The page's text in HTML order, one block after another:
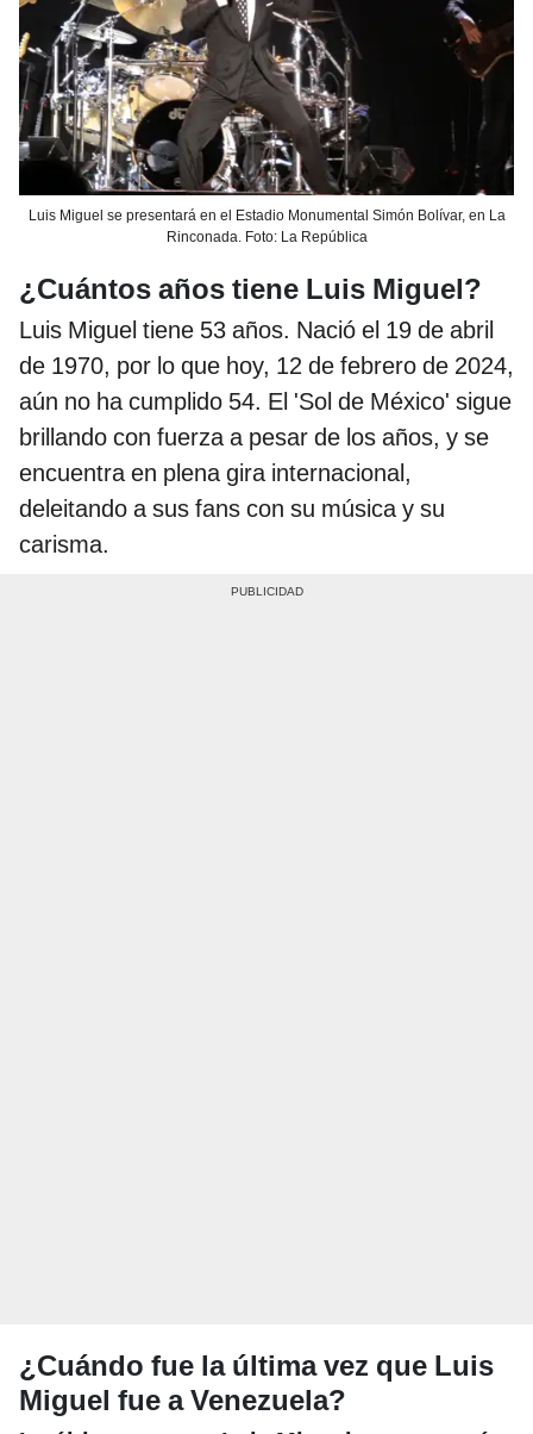
Luis Miguel se presentará en el Estadio Monumental Simón Bolívar, en La
Rinconada. Foto: La República
¿Cuántos años tiene Luis Miguel?
Luis Miguel tiene 53 años. Nació el 19 de abril
de 1970, por lo que hoy, 12 de febrero de 2024,
aún no ha cumplido 54. El 'Sol de México' sigue
brillando con fuerza a pesar de los años, y se
encuentra en plena gira internacional,
deleitando a sus fans con su música y su
carisma.
¿Cuándo fue la última vez que Luis
Miguel fue a Venezuela?